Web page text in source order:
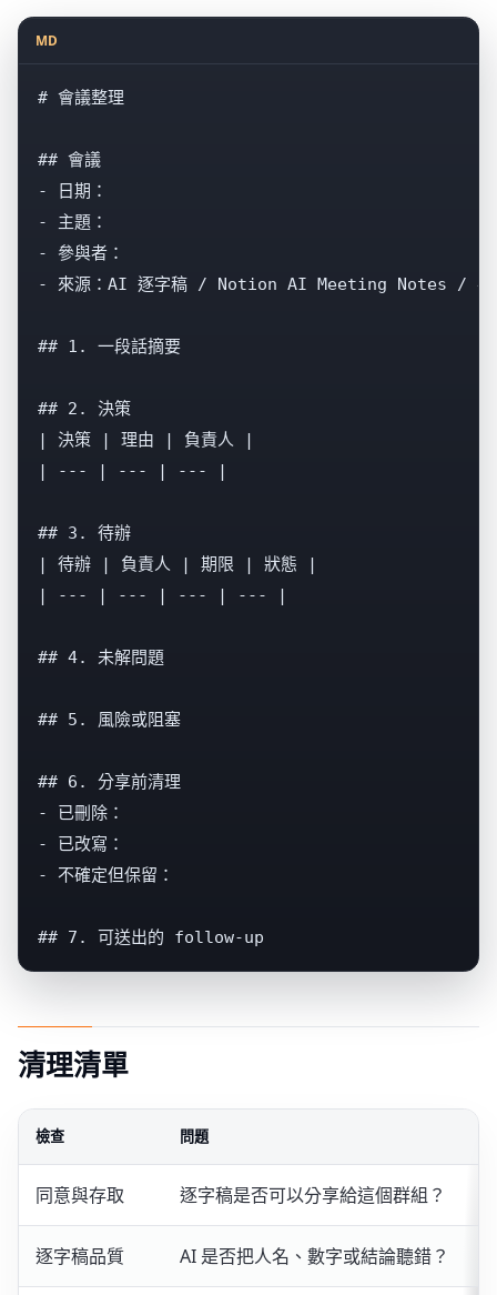
MD
# 會議整理
## 會議
- 日期：
- 主題：
- 參與者：
- 來源：AI 逐字稿 / Notion AI Meeting Notes / 手
## 1. 一段話摘要
## 2. 決策
| 決策 | 理由 | 負責人 |
| --- | --- | --- |
## 3. 待辦
| 待辦 | 負責人 | 期限 | 狀態 |
| --- | --- | --- | --- |
## 4. 未解問題
## 5. 風險或阻塞
## 6. 分享前清理
- 已刪除：
- 已改寫：
- 不確定但保留：
## 7. 可送出的 follow-up
清理清單
檢查 問題
同意與存取 逐字稿是否可以分享給這個群組？
逐字稿品質 AI 是否把人名、數字或結論聽錯？